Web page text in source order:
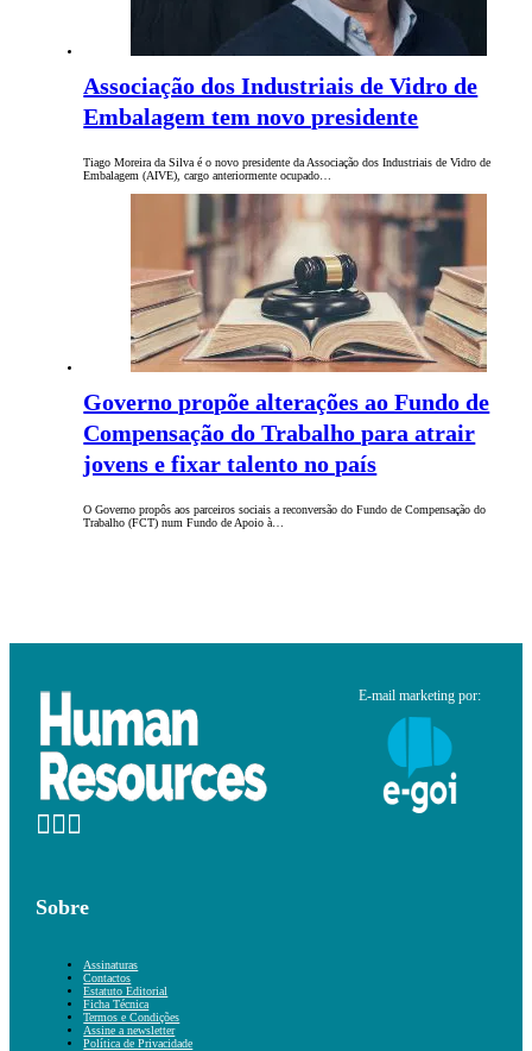
Associação dos Industriais de Vidro de
Embalagem tem novo presidente
Tiago Moreira da Silva é o novo presidente da Associação dos Industriais de Vidro de
Embalagem (AIVE), cargo anteriormente ocupado…
Governo propõe alterações ao Fundo de
Compensação do Trabalho para atrair
jovens e fixar talento no país
O Governo propôs aos parceiros sociais a reconversão do Fundo de Compensação do
Trabalho (FCT) num Fundo de Apoio à…
E-mail marketing por:
Sobre
Assinaturas
Contactos
Estatuto Editorial
Ficha Técnica
Termos e Condições
Assine a newsletter
Política de Privacidade